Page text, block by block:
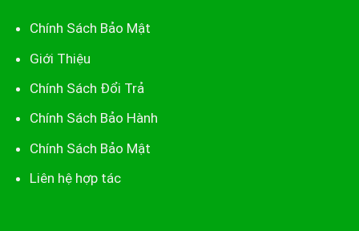
Chính Sách Bảo Mật
Giới Thiệu
Chính Sách Đổi Trả
Chính Sách Bảo Hành
Chính Sách Bảo Mật
Liên hệ hợp tác